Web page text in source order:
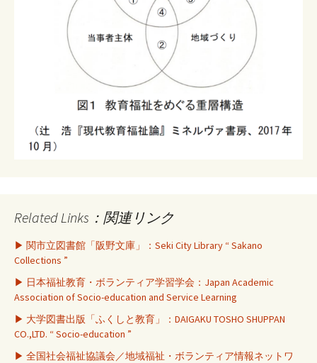
Related Links：関連リンク
▶ 関市立図書館「阪野文庫」：Seki City Library “ Sakano
Collections ”
▶ 日本福祉教育・ボランティア学習学会：Japan Academic
Association of Socio-education and Service Learning
▶ 大学図書出版「ふくしと教育」：DAIGAKU TOSHO SHUPPAN
CO.,LTD. “ Socio-education ”
▶ 全国社会福祉協議会／地域福祉・ボランティア情報ネットワ